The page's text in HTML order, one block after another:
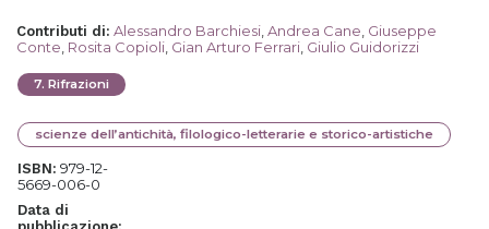
Contributi di: Alessandro Barchiesi Andrea Cane Giuseppe
Conte Rosita Copioli Gian Arturo Ferrari Giulio Guidorizzi
7. Rifrazioni
scienze dell’antichità, filologico-letterarie e storico-artistiche
ISBN: 979-12-
5669-006-0
Data di